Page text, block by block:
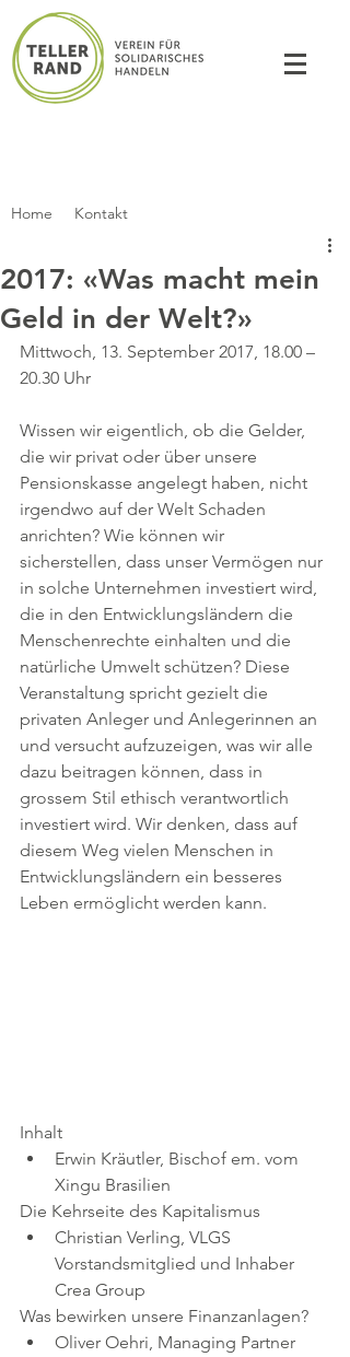
Home Kontakt
2017: «Was macht mein
Geld in der Welt?»
Mittwoch, 13. September 2017, 18.00 –
20.30 Uhr
Wissen wir eigentlich, ob die Gelder,
die wir privat oder über unsere
Pensionskasse angelegt haben, nicht
irgendwo auf der Welt Schaden
anrichten? Wie können wir
sicherstellen, dass unser Vermögen nur
in solche Unternehmen investiert wird,
die in den Entwicklungsländern die
Menschenrechte einhalten und die
natürliche Umwelt schützen? Diese
Veranstaltung spricht gezielt die
privaten Anleger und Anlegerinnen an
und versucht aufzuzeigen, was wir alle
dazu beitragen können, dass in
grossem Stil ethisch verantwortlich
investiert wird. Wir denken, dass auf
diesem Weg vielen Menschen in
Entwicklungsländern ein besseres
Leben ermöglicht werden kann.
Inhalt
Erwin Kräutler, Bischof em. vom
Xingu Brasilien
Die Kehrseite des Kapitalismus
Christian Verling, VLGS
Vorstandsmitglied und Inhaber
Crea Group
Was bewirken unsere Finanzanlagen?
Oliver Oehri, Managing Partner